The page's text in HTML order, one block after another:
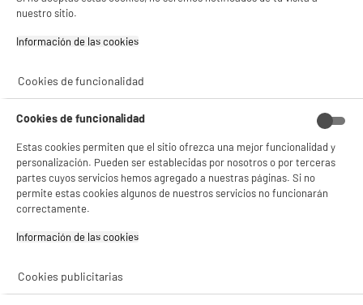
4.4/5(83)
Grill HIGH ONE HO-GV2 750W 23x14,5cm rojo
Potencia (W) : 750 W
Placas extraíbles : No
14€96
nuestro sitio.
Información de las cookies‎
Cookies de funcionalidad
Cookies de funcionalidad
Estas cookies permiten que el sitio ofrezca una mejor funcionalidad y
personalización. Pueden ser establecidas por nosotros o por terceras
partes cuyos servicios hemos agregado a nuestras páginas. Si no
permite estas cookies algunos de nuestros servicios no funcionarán
correctamente.
Información de las cookies‎
Cookies publicitarias